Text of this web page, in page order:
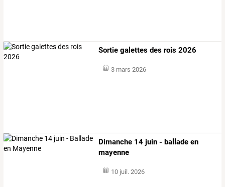
Sortie galettes des rois 2026
3 mars 2026
Dimanche 14 juin - ballade en
mayenne
10 juil. 2026